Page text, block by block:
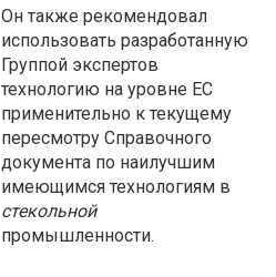
Он также рекомендовал
использовать разработанную
Группой экспертов
технологию на уровне ЕС
применительно к текущему
пересмотру Справочного
документа по наилучшим
имеющимся технологиям в
стекольной
промышленности.